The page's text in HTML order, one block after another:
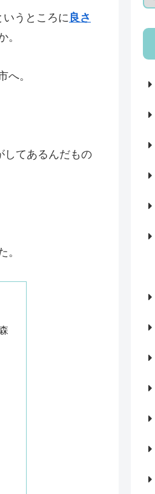
うところに 良さ
。
へ。
してあるんだもの
。